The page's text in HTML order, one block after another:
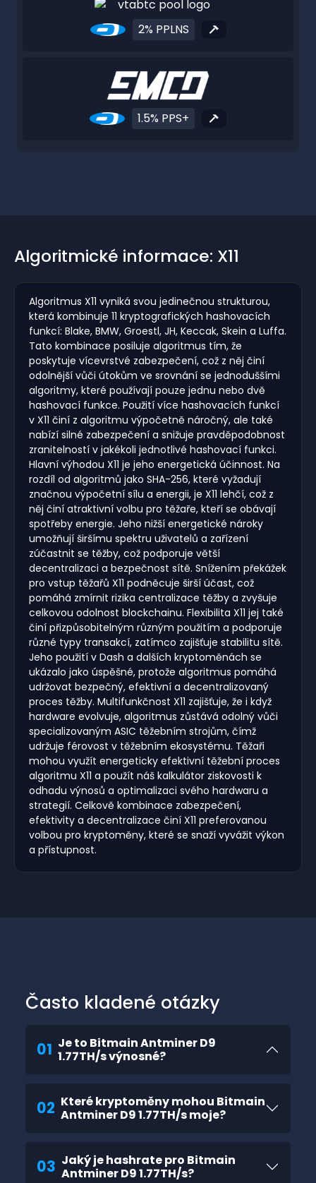
2% PPLNS
1.5% PPS+
Algoritmické informace: X11
Algoritmus X11 vyniká svou jedinečnou strukturou,
která kombinuje 11 kryptografických hashovacích
funkcí: Blake, BMW, Groestl, JH, Keccak, Skein a Luffa.
Tato kombinace posiluje algoritmus tím, že
poskytuje vícevrstvé zabezpečení, což z něj činí
odolnější vůči útokům ve srovnání se jednoduššími
algoritmy, které používají pouze jednu nebo dvě
hashovací funkce. Použití více hashovacích funkcí
v X11 činí z algoritmu výpočetně náročný, ale také
nabízí silné zabezpečení a snižuje pravděpodobnost
zranitelností v jakékoli jednotlivé hashovací funkci.
Hlavní výhodou X11 je jeho energetická účinnost. Na
rozdíl od algoritmů jako SHA-256, které vyžadují
značnou výpočetní sílu a energii, je X11 lehčí, což z
něj činí atraktivní volbu pro těžaře, kteří se obávají
spotřeby energie. Jeho nižší energetické nároky
umožňují širšímu spektru uživatelů a zařízení
zúčastnit se těžby, což podporuje větší
decentralizaci a bezpečnost sítě. Snížením překážek
pro vstup těžařů X11 podněcuje širší účast, což
pomáhá zmírnit rizika centralizace těžby a zvyšuje
celkovou odolnost blockchainu. Flexibilita X11 jej také
činí přizpůsobitelným různým použitím a podporuje
různé typy transakcí, zatímco zajišťuje stabilitu sítě.
Jeho použití v Dash a dalších kryptoměnách se
ukázalo jako úspěšné, protože algoritmus pomáhá
udržovat bezpečný, efektivní a decentralizovaný
proces těžby. Multifunkčnost X11 zajišťuje, že i když
hardware evolvuje, algoritmus zůstává odolný vůči
specializovaným ASIC těžebním strojům, čímž
udržuje férovost v těžebním ekosystému. Těžaři
mohou využít energeticky efektivní těžební proces
algoritmu X11 a použít náš kalkulátor ziskovosti k
odhadu výnosů a optimalizaci svého hardwaru a
strategií. Celkově kombinace zabezpečení,
efektivity a decentralizace činí X11 preferovanou
volbou pro kryptoměny, které se snaží vyvážit výkon
a přístupnost.
Často kladené otázky
01 Je to Bitmain Antminer D9
1.77TH/s výnosné?
02 Které kryptoměny mohou Bitmain
Antminer D9 1.77TH/s moje?
03 Jaký je hashrate pro Bitmain
Antminer D9 1.77TH/s?